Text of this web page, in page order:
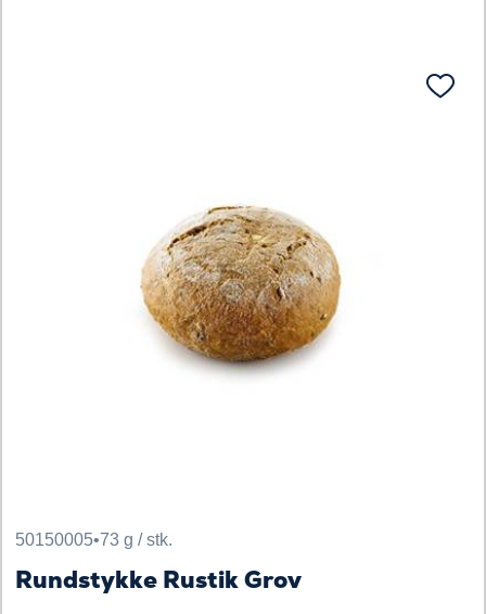
50150005•73 g / stk.
Rundstykke Rustik Grov